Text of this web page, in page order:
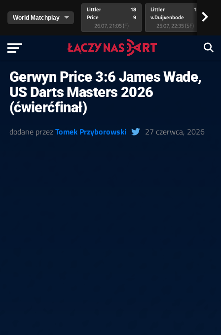
Littler
Price
18
9
26.07, 21:05 (F)
Littler
v.Duijvenbode
17
25.07, 22:35 (SF)
>
Gerwyn Price 3:6 James Wade,
US Darts Masters 2026
(ćwierćfinał)
dodane przezTomek Przyborowski 27 czerwca, 2026